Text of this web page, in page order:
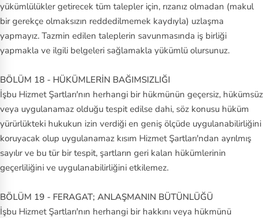
yükümlülükler getirecek tüm talepler için, rızanız olmadan (makul
bir gerekçe olmaksızın reddedilmemek kaydıyla) uzlaşma
yapmayız. Tazmin edilen taleplerin savunmasında iş birliği
yapmakla ve ilgili belgeleri sağlamakla yükümlü olursunuz.
BÖLÜM 18 - HÜKÜMLERİN BAĞIMSIZLIĞI
İşbu Hizmet Şartları'nın herhangi bir hükmünün geçersiz, hükümsüz
veya uygulanamaz olduğu tespit edilse dahi, söz konusu hüküm
yürürlükteki hukukun izin verdiği en geniş ölçüde uygulanabilirliğini
koruyacak olup uygulanamaz kısım Hizmet Şartları'ndan ayrılmış
sayılır ve bu tür bir tespit, şartların geri kalan hükümlerinin
geçerliliğini ve uygulanabilirliğini etkilemez.
BÖLÜM 19 - FERAGAT; ANLAŞMANIN BÜTÜNLÜĞÜ
İşbu Hizmet Şartları'nın herhangi bir hakkını veya hükmünü